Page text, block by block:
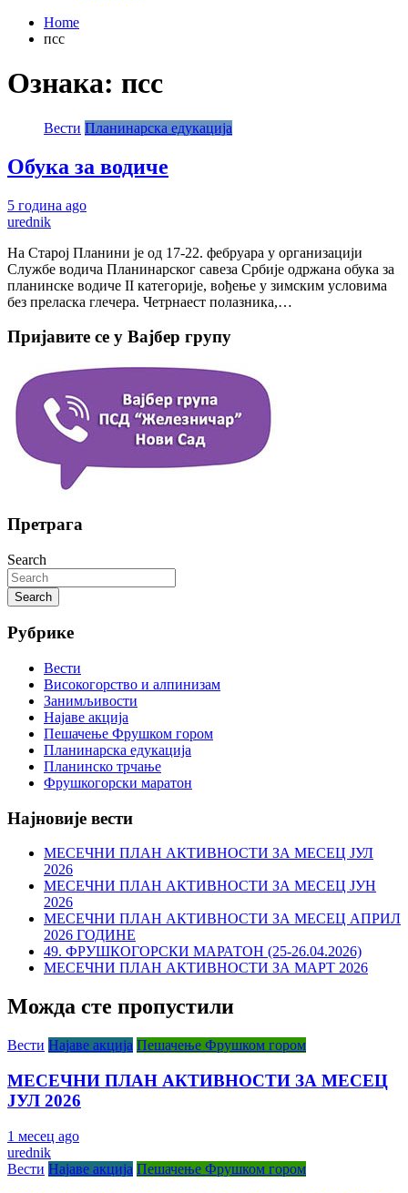
Home
псс
Ознака: псс
Вести Планинарска едукација
Обука за водиче
5 година ago
urednik
На Старој Планини је од 17-22. фебруара у организацији
Службе водича Планинарског савеза Србије одржана обука за
планинске водиче II категорије, вођење у зимским условима
без преласка глечера. Четрнаест полазника,…
Пријавите се у Вајбер групу
Претрага
Search
Search
Рубрике
Вести
Високогорство и алпинизам
Занимљивости
Најаве акција
Пешачење Фрушком гором
Планинарска едукација
Планинско трчање
Фрушкогорски маратон
Најновије вести
МЕСЕЧНИ ПЛАН АКТИВНОСТИ ЗА МЕСЕЦ ЈУЛ
2026
МЕСЕЧНИ ПЛАН АКТИВНОСТИ ЗА МЕСЕЦ ЈУН
2026
МЕСЕЧНИ ПЛАН АКТИВНОСТИ ЗА МЕСЕЦ АПРИЛ
2026 ГОДИНЕ
49. ФРУШКОГОРСКИ МАРАТОН (25-26.04.2026)
МЕСЕЧНИ ПЛАН АКТИВНОСТИ ЗА МАРТ 2026
Можда сте пропустили
Вести Најаве акција Пешачење Фрушком гором
МЕСЕЧНИ ПЛАН АКТИВНОСТИ ЗА МЕСЕЦ
ЈУЛ 2026
1 месец ago
urednik
Вести Најаве акција Пешачење Фрушком гором